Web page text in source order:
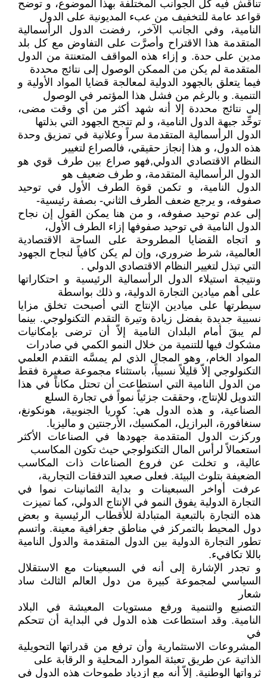
تناقش فيه كل الجوانب المختلفة بهذا الموضوع، و توضح
قواعد عامة للتخفيف من عبء المديونية على الدول
النامية، وفي الجانب الآخر، رفضت الدول الرأسمالية
المتقدمة هذا الاقتراح وأصرَّت على التفاوض مع كل بلد
مدين على حدة. و إزاء هذه المواقف المتعنتة من الدول
المتقدمة لم يكن من الممكن الوصول إلى نتائج محددة
فيما يتعلق بالجهود الدولية لمعالجة قضايا المواد الأولية و
التنمية. و بالرغم من فشل هذا المؤتمر في الوصول
إلى نتائج محددة إلا أنه شهد أكثر من أي وقت مضى،
توحِّد جبهة الدول النامية، و لم تنجح الجهود التي بذلتها
الدول الرأسمالية المتقدمة سراً وعلانية في تمزيق وحدة
هذه الدول، و هذا إنجاز حقيقي، فالصراع لتغيير
النظام الاقتصادي الدولي,فهو صراع بين طرف قوي هو
الدول الرأسمالية المتقدمة، و طرف ضعيف هو
الدول النامية، و تكمن قوة الطرف الأول في توحيد
صفوفه، و يرجع ضعف الطرف الثاني- بصفة رئيسية-
إلى عدم توحيد صفوفه، و من هنا يمكن القول إن نجاح
الدول النامية في توحيد صفوفها إزاء الطرف الأول،
و اتجاه القضايا المطروحة على الساحة الاقتصادية
العالمية، شرط ضروري، وإن لم يكن كافياً لنجاح الجهود
التي تبذل لتغيير النظام الاقتصادي الدولي .
ونتيجة استيلاء الدول الرأسمالية الرئيسية و احتكاراتها
على أهم ميادين التجارة الدولية، و ذلك بواسطة
سيطرتها على ميادين الإنتاج التي أصبحت تخلق مزايا
نسبية جديدة بفضل زيادة وتيرة التقدم التكنولوجي. بينما
لم يبقَ أمام البلدان النامية إلاّ أن ترضى بإمكانيات
مشكوك فيها للتنمية من خلال النمو الكمي في صادرات
المواد الخام، وهو المجال الذي لم يمسَّه التقدم العلمي
التكنولوجي إلاّ قليلاً نسبياً، باستثناء مجموعة صغيرة فقط
من الدول النامية التي استطاعت أن تحتل مكاناً في هذا
التدويل للإنتاج، وحققت جزئياً نمواً في تجارة السلع
الصناعية، و هذه الدول هي: كوريا الجنوبية، هونكونغ،
سنغافورة، البرازيل، المكسيك، الأرجنتين و ماليزيا.
وركزت الدول المتقدمة جهودها في الصناعات الأكثر
استعمالاً لرأس المال التكنولوجي حيث تكون المكاسب
عالية، و تخلت عن فروع الصناعات ذات المكاسب
الضعيفة بتلوث البيئة. فعلى صعيد التدفقات التجارية،
عرفت أواخر السبعينات و بداية الثمانينات نموا في
التجارة الدولية يفوق النمو في الإنتاج الدولي، كما تميزت
هذه التجارة بالتبعية المتبادلة للأقطاب الرئيسية و بعض
دول المحيط بالتمركز في مناطق جغرافية معينة. واتسم
تطور التجارة الدولية بين الدول المتقدمة والدول النامية
باللا تكافيء.
و تجدر الإشارة إلى أنه في السبعينات مع الاستقلال
السياسي لمجموعة كبيرة من دول العالم الثالث ساد
شعار
التصنيع والتنمية ورفع مستويات المعيشة في البلاد
النامية. وقد استطاعت هذه الدول في البداية أن تتحكم
في
المشروعات الاستثمارية وأن ترفع من قدراتها التحويلية
الذاتية عن طريق تعبئة الموارد المحلية و الرقابة على
ثرواتها الوطنية. إلاّ أنه مع ازدياد طموحات هذه الدول في